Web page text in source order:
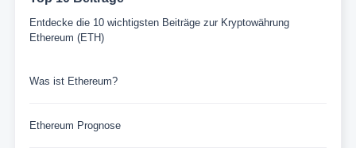
Entdecke die 10 wichtigsten Beiträge zur Kryptowährung
Ethereum (ETH)
Was ist Ethereum?
Ethereum Prognose